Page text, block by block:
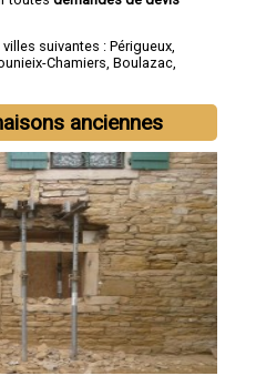
suivantes : Périgueux,
Chamiers, Boulazac,
anciennes